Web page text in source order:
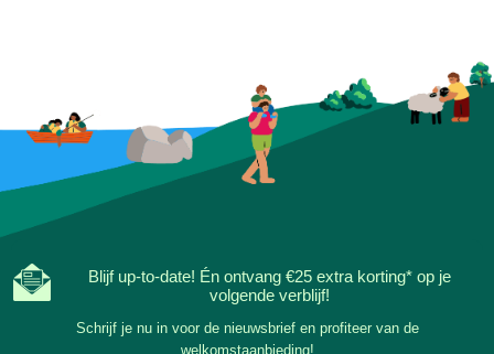
Blijf up-to-date! Én ontvang €25 extra korting* op je
volgende verblijf!
Schrijf je nu in voor de nieuwsbrief en profiteer van de
welkomstaanbieding!